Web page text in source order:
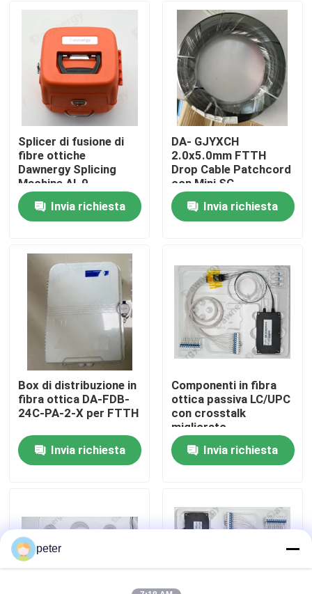
Casa
Video
Circa noi
Giro della fabbrica
Controllo di qualità
Contattici
Casi
Richieda una citazione
Splicer di fusione di
fibre ottiche
Dawnergy Splicing
Machine AI-9
Invia richiesta
DA- GJYXCH
2.0x5.0mm FTTH
Drop Cable Patchcord
con Mini SC
connettore
impermeabile e
connettore a tubo
Invia richiesta
Box di distribuzione in
fibra ottica DA-FDB-
24C-PA-2-X per FTTH
Invia richiesta
Componenti in fibra
ottica passiva LC/UPC
con crosstalk
migliorato
Invia richiesta
peter